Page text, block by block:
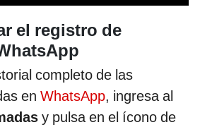
el registro de
completo de las
en WhatsApp, ingresa al
y pulsa en el ícono de